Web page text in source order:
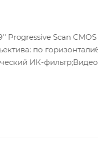
Progressive Scan CMOS
по
ИК-фильтр;Видео
звука